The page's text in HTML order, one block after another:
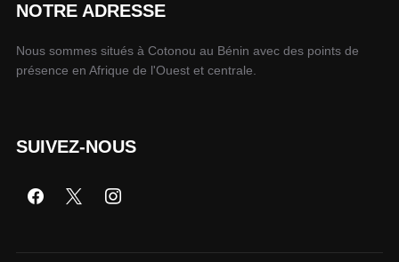
NOTRE ADRESSE
Nous sommes situés à Cotonou au Bénin avec des points de
présence en Afrique de l'Ouest et centrale.
SUIVEZ-NOUS